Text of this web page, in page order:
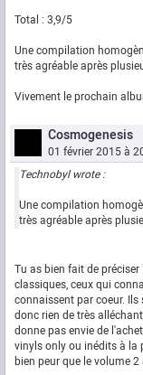
Total : 3,9/5
Une compilation
très agréable après
Vivement le prochain
Cosmogenesis
01 février 2015 à
Technobyl wrote :
Une compilation
très agréable après
Tu as bien fait de
classiques, ceux qui
connaissent par coeur.
donc rien de très
donne pas envie de
vinyls only ou inédits à la
bien peur que le volume